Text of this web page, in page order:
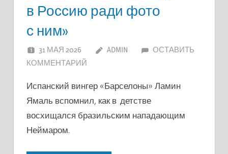
в Россию ради фото
с ним»
31 МАЯ 2026 ADMIN
ОСТАВИТЬ
КОММЕНТАРИЙ
Испанский вингер «Барселоны» Ламин
Ямаль вспомнил, как в детстве
восхищался бразильским нападающим
Неймаром.